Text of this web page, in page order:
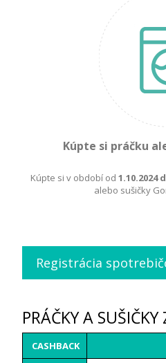
Kúpte si práčku
Kúpte si v období od 1.10.2024
alebo sušičky
Registrácia
PRÁČKY A
CASHBACK